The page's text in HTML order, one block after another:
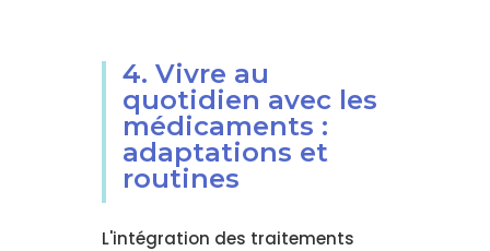
4. Vivre au
quotidien avec les
médicaments :
adaptations et
routines
L'intégration des traitements